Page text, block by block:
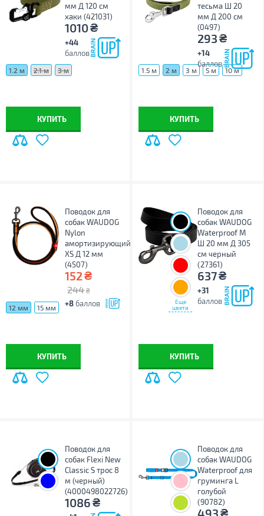
мм Д 120 см
хаки (421031)
1010₴
+44
баллов
1.2 м 2.1 м 3 м
КУПИТЬ
тесьма Ш 20
мм Д 200 см
(0497)
293₴
+14
баллов
1.5 м 2 м 3 м 5 м 10 м
КУПИТЬ
Поводок для
собак WAUDOG
Nylon
амортизирующий
XS Д 12 мм
(4507)
152₴
244 ₴
+8 баллов
12 мм 15 мм
КУПИТЬ
Еще
цвета
Поводок для
собак WAUDOG
Waterproof M
Ш 20 мм Д 305
см черный
(27361)
637₴
+31
баллов
КУПИТЬ
Поводок для
собак Flexi New
Classic S трос 8
м (черный)
(4000498022726)
1086₴
Поводок для
собак WAUDOG
Waterproof для
груминга L
голубой
(90782)
493₴